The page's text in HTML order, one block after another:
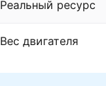
Реальный ресурс
Вес двигателя